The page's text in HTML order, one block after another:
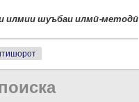
илмии шуъбаи илмӣ-методӣ